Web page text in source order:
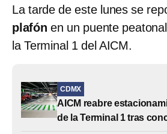
La tarde de este lunes se
plafón en un puente
la Terminal 1 del AICM.
CDMX
AICM reabre
de la Terminal 1 tras